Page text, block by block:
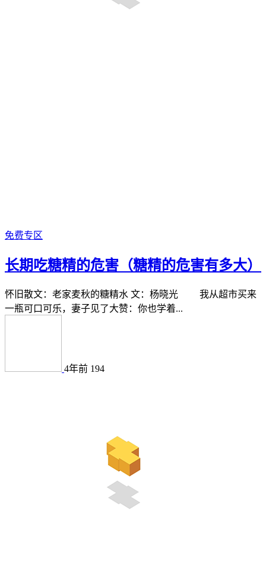
免费专区
长期吃糖精的危害（糖精的危害有多大）
怀旧散文：老家麦秋的糖精水 文：杨晓光 我从超市买来
一瓶可口可乐，妻子见了大赞：你也学着...
4年前 194